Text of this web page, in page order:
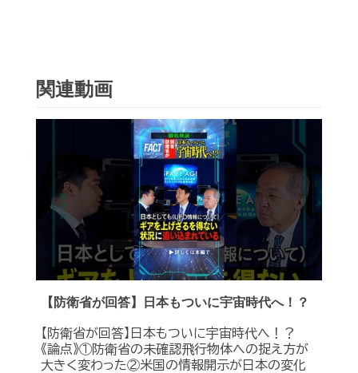
関連動画
【防衛省が回答】日本もついに宇宙時代へ！？
【防衛省が回答】日本もついに宇宙時代へ！？
《論点》①防衛省の未確認飛行物体への捉え方が
大きく変わった②米国の情報開示が日本の変化